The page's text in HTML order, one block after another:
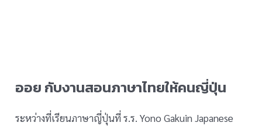
ออย กับงานสอนภาษาไทยให้คนญี่ปุ่น
ระหว่างที่เรียนภาษาญี่ปุ่นที่ ร.ร. Yono Gakuin Japanese